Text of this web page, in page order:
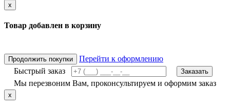
x
Товар добавлен в корзину
Продолжить покупки
Перейти к оформлению
Быстрый заказ
Заказать
Мы перезвоним Вам, проконсультируем и оформим заказ
x